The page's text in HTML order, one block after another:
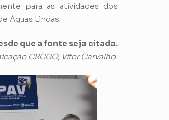
para as atividades dos
Águas Lindas.
que a fonte seja citada.
CRCGO, Vitor Carvalho.